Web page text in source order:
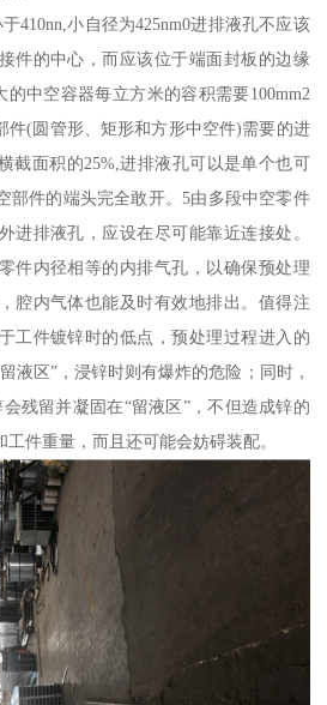
410nn,小自径为425nm0进排液孔不应该
件的中心，而应该位于端面封板的边缘
中空容器每立方米的容积需要100mm2
件(圆管形、矩形和方形中空件)需要的进
截面积的25%,进排液孔可以是单个也可
部件的端头完全敢开。5由多段中空零件
进排液孔，应设在尽可能靠近连接处。
件内径相等的内排气孔，以确保预处理
腔内气体也能及时有效地排出。值得注
工件镀锌时的低点，预处理过程进入的
液区”，浸锌时则有爆炸的危险；同时，
残留并凝固在“留液区”，不但造成锌的
件重量，而且还可能会妨碍装配。